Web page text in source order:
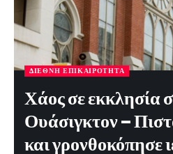
ΔΙΕΘΝΉ ΕΠΙΚΑΙΡΌΤΗΤΑ
Χάος σε εκκλησία
Ουάσιγκτον –
και γρονθοκόπησε